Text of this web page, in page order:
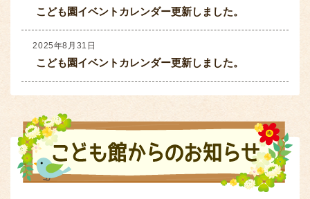
こども園イベントカレンダー更新しました。
2025年8月31日
こども園イベントカレンダー更新しました。